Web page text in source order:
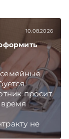
10.08.2026
просит
время
не